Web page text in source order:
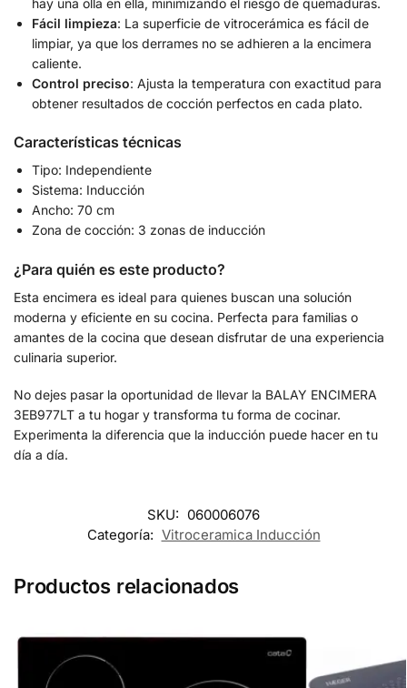
Fácil limpieza: La superficie de vitrocerámica es fácil de
limpiar, ya que los derrames no se adhieren a la encimera
caliente.
Control preciso: Ajusta la temperatura con exactitud para
obtener resultados de cocción perfectos en cada plato.
Características técnicas
Tipo: Independiente
Sistema: Inducción
Ancho: 70 cm
Zona de cocción: 3 zonas de inducción
¿Para quién es este producto?
Esta encimera es ideal para quienes buscan una solución
moderna y eficiente en su cocina. Perfecta para familias o
amantes de la cocina que desean disfrutar de una experiencia
culinaria superior.
No dejes pasar la oportunidad de llevar la BALAY ENCIMERA
3EB977LT a tu hogar y transforma tu forma de cocinar.
Experimenta la diferencia que la inducción puede hacer en tu
día a día.
SKU: 060006076
Categoría: Vitroceramica Inducción
Productos relacionados